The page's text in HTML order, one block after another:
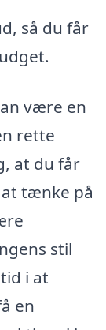
så du får
være en
rette
at du får
tænke på
stil
i at
en